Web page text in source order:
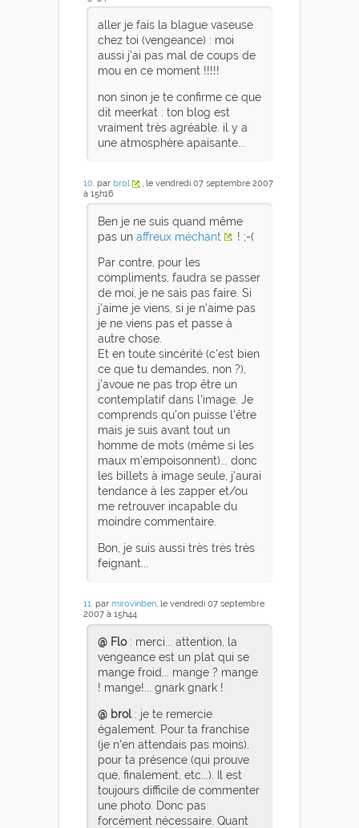
aller je fais la blague vaseuse
chez toi (vengeance) : moi
aussi j'ai pas mal de coups de
mou en ce moment !!!!!
non sinon je te confirme ce que
dit meerkat : ton blog est
vraiment très agréable. il y a
une atmosphère apaisante...
10. par brol
, le vendredi 07 septembre 2007
à 15h16
Ben je ne suis quand même
pas un affreux méchant ! ;-(
Par contre, pour les
compliments, faudra se passer
de moi, je ne sais pas faire. Si
j'aime je viens, si je n'aime pas
je ne viens pas et passe à
autre chose.
Et en toute sincérité (c'est bien
ce que tu demandes, non ?),
j'avoue ne pas trop être un
contemplatif dans l'image. Je
comprends qu'on puisse l'être
mais je suis avant tout un
homme de mots (même si les
maux m'empoisonnent)... donc
les billets à image seule, j'aurai
tendance à les zapper et/ou
me retrouver incapable du
moindre commentaire.
Bon, je suis aussi très très très
feignant...
11. par mirovinben, le vendredi 07 septembre
2007 à 15h44
@ Flo: merci... attention, la
vengeance est un plat qui se
mange froid... mange ? mange
! mange!... gnark gnark !
@ brol: je te remercie
également. Pour ta franchise
(je n'en attendais pas moins),
pour ta présence (qui prouve
que, finalement, etc...). Il est
toujours difficile de commenter
une photo. Donc pas
forcément nécessaire. Quant